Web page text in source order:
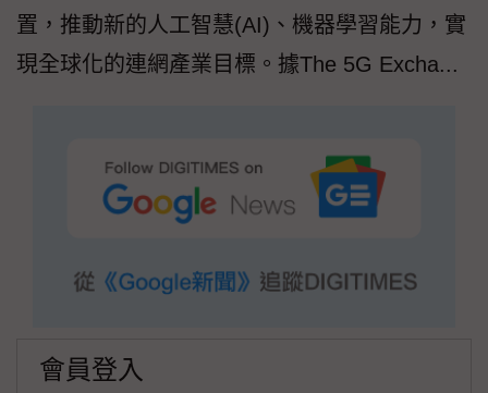
置，推動新的人工智慧(AI)、機器學習能力，實
現全球化的連網產業目標。據The 5G Excha...
會員登入